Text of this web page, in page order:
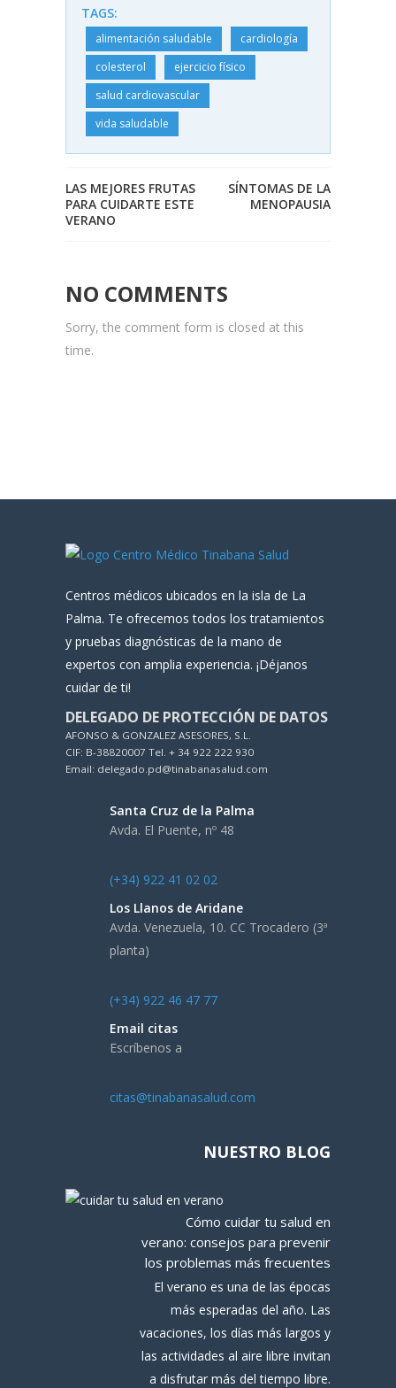
TAGS:
alimentación saludable
cardiología
colesterol
ejercicio físico
salud cardiovascular
vida saludable
LAS MEJORES FRUTAS
PARA CUIDARTE ESTE
VERANO
SÍNTOMAS DE LA
MENOPAUSIA
NO COMMENTS
Sorry, the comment form is closed at this
time.
Centros médicos ubicados en la isla de La
Palma. Te ofrecemos todos los tratamientos
y pruebas diagnósticas de la mano de
expertos con amplia experiencia. ¡Déjanos
cuidar de ti!
DELEGADO DE PROTECCIÓN DE DATOS
AFONSO & GONZALEZ ASESORES, S.L.
CIF: B-38820007 Tel. + 34 922 222 930
Email: delegado.pd@tinabanasalud.com
Santa Cruz de la Palma
Avda. El Puente, nº 48
(+34) 922 41 02 02
Los Llanos de Aridane
Avda. Venezuela, 10. CC Trocadero (3ª
planta)
(+34) 922 46 47 77
Email citas
Escríbenos a
citas@tinabanasalud.com
NUESTRO BLOG
Cómo cuidar tu salud en
verano: consejos para prevenir
los problemas más frecuentes
El verano es una de las épocas
más esperadas del año. Las
vacaciones, los días más largos y
las actividades al aire libre invitan
a disfrutar más del tiempo libre.